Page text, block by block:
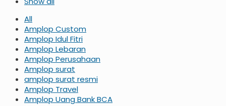
All
Amplop Custom
Amplop Idul Fitri
Amplop Lebaran
Amplop Perusahaan
Amplop surat
amplop surat resmi
Amplop Travel
Amplop Uang Bank BCA